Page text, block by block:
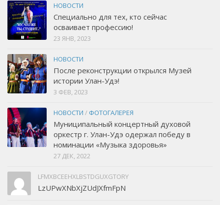
НОВОСТИ
Специально для тех, кто сейчас
осваивает профессию!
23 ЯНВ, 2023
НОВОСТИ
После реконструкции открылся Музей
истории Улан-Удэ!
3 ФЕВ, 2023
НОВОСТИ / ФОТОГАЛЕРЕЯ
Муниципальный концертный духовой
оркестр г. Улан-Удэ одержал победу в
номинации «Музыка здоровья»
27 ДЕК, 2022
LFMXBCEEHXLBSTDGUXGTORY
LzUPwXNbXjZUdJXfmFpN